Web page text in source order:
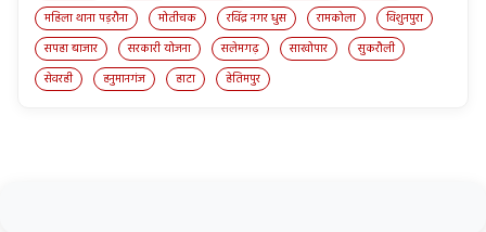
महिला थाना पड़रौना
मोतीचक रविंद्र नगर धुस रामकोला
विशुनपुरा
सपहा बाजार
सरकारी योजना सलेमगढ़ साखोपार
सुकरौली
सेवरही
हनुमानगंज हाटा हेतिमपुर